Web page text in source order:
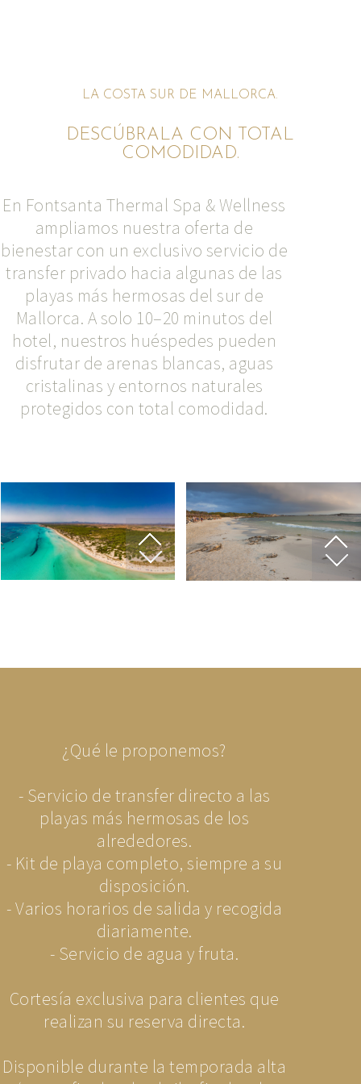
LA COSTA SUR DE MALLORCA.
DESCÚBRALA CON TOTAL
COMODIDAD.
En Fontsanta Thermal Spa & Wellness
ampliamos nuestra oferta de
bienestar con un exclusivo servicio de
transfer privado hacia algunas de las
playas más hermosas del sur de
Mallorca. A solo 10–20 minutos del
hotel, nuestros huéspedes pueden
disfrutar de arenas blancas, aguas
cristalinas y entornos naturales
protegidos con total comodidad.
¿Qué le proponemos?
- Servicio de transfer directo a las
playas más hermosas de los
alrededores.
- Kit de playa completo, siempre a su
disposición.
- Varios horarios de salida y recogida
diariamente.
- Servicio de agua y fruta.
Cortesía exclusiva para clientes que
realizan su reserva directa.
Disponible durante la temporada alta